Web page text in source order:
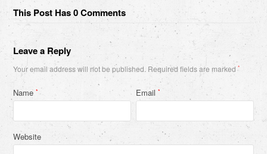
This Post Has 0 Comments
Leave a Reply
Your email address will not be published. Required fields are marked*
Name* Email*
Website